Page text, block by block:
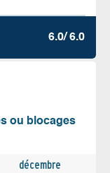
6.0/ 6.0
ou blocages
décembre